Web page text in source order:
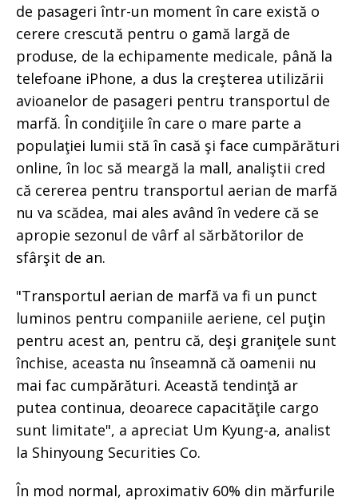
de pasageri într-un moment în care există o
cerere crescută pentru o gamă largă de
produse, de la echipamente medicale, până la
telefoane iPhone, a dus la creşterea utilizării
avioanelor de pasageri pentru transportul de
marfă. În condiţiile în care o mare parte a
populaţiei lumii stă în casă şi face cumpărături
online, în loc să meargă la mall, analiştii cred
că cererea pentru transportul aerian de marfă
nu va scădea, mai ales având în vedere că se
apropie sezonul de vârf al sărbătorilor de
sfârşit de an.
"Transportul aerian de marfă va fi un punct
luminos pentru companiile aeriene, cel puţin
pentru acest an, pentru că, deşi graniţele sunt
închise, aceasta nu înseamnă că oamenii nu
mai fac cumpărături. Această tendinţă ar
putea continua, deoarece capacităţile cargo
sunt limitate", a apreciat Um Kyung-a, analist
la Shinyoung Securities Co.
În mod normal, aproximativ 60% din mărfurile